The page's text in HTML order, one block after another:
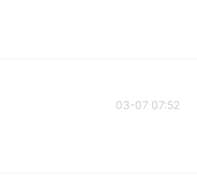
03-07 07:52